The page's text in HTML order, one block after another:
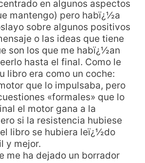
en algunos aspectos
mantengo) pero habï¿½a
sobre algunos positivos
o las ideas que tiene
son los que me habï¿½an
hasta el final. Como le
libro era como un coche:
que lo impulsaba, pero
«formales» que lo
el motor gana a la
si la resistencia hubiese
libro se hubiera leï¿½do
y mejor.
me ha dejado un borrador